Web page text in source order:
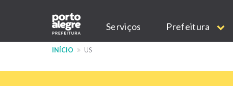
conteúdo
Main
navigation
Serviços Prefeitura
INÍCIO US